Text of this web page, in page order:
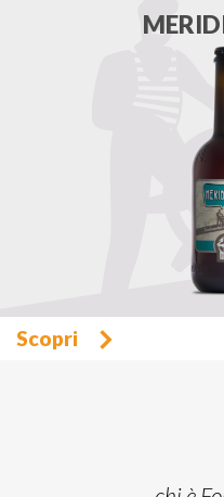
Scopri